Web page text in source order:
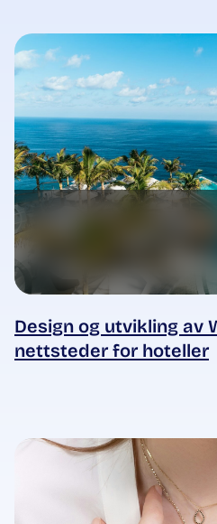
Design og utvikling av
nettsteder for hoteller